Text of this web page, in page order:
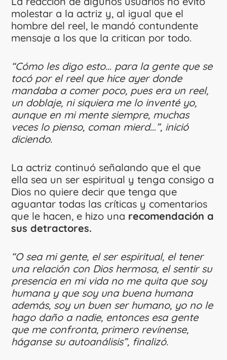
molestar a la actriz y, al igual que el
hombre del reel, le mandó contundente
mensaje a los que la critican por todo.
“Cómo les digo esto… para la gente que se
tocó por el reel que hice ayer donde
mandaba a comer poco, pues era un reel,
un doblaje, ni siquiera me lo inventé yo,
aunque en mi mente siempre, muchas
veces lo pienso, coman mierd…”, inició
diciendo.
La actriz continuó señalando que el que
ella sea un ser espiritual y tenga consigo a
Dios no quiere decir que tenga que
aguantar todas las críticas y comentarios
que le hacen, e hizo una recomendación a
sus detractores.
“O sea mi gente, el ser espiritual, el tener
una relación con Dios hermosa, el sentir su
presencia en mi vida no me quita que soy
humana y que soy una buena humana
además, soy un buen ser humano, yo no le
hago daño a nadie, entonces esa gente
que me confronta, primero revínense,
háganse su autoanálisis”, finalizó.